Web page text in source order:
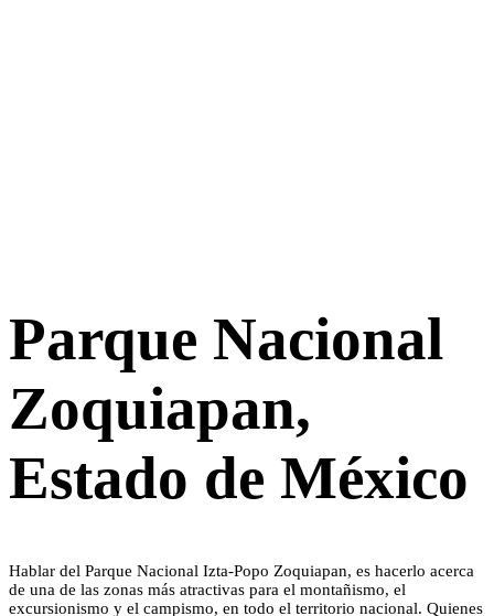
Parque Nacional
Zoquiapan,
Estado de México
Hablar del Parque Nacional Izta-Popo Zoquiapan, es hacerlo acerca
de una de las zonas más atractivas para el montañismo, el
excursionismo y el campismo, en todo el territorio nacional. Quienes